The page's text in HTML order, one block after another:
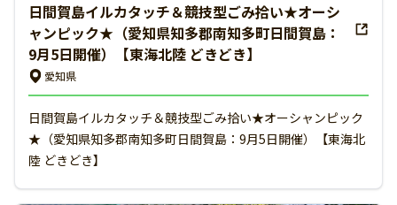
日間賀島イルカタッチ＆競技型ごみ拾い★オーシ
ャンピック★（愛知県知多郡南知多町日間賀島：
9月5日開催）【東海北陸 どきどき】
愛知県
日間賀島イルカタッチ＆競技型ごみ拾い★オーシャンピック
★（愛知県知多郡南知多町日間賀島：9月5日開催）【東海北
陸 どきどき】